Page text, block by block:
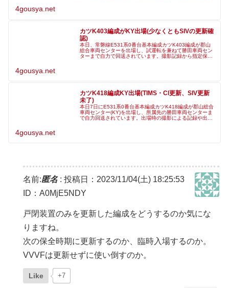
4gousya.net
カツK403編成がKY出場(少なくともSIVの更新確
認)
本日、常磐線E531系0番台基本編成カツK403編成が郡山
総合車両センターを出場し、試運転を兼ねて勝田車両セン
ターまで自力で回送されています。撮影記録から指定保全
4gousya.net
カツK418編成KY出場(TIMS・Cl更新、SIV更新
未了)
本日7日にE531系0番台基本編成カツK418編成が郡山総合
車両センター(KY)を出場し、所属先の勝田車両センターま
で自力回送されています。出場時の撮影による記録や出場
4gousya.net
名前:匿名: 投稿日：2023/11/04(土) 18:25:53
ID：A0MjE5NDY
戸閉装置のみを更新した編成をどうするのか気にな
りますね。
次の保全時期に更新するのか、臨時入場するのか。
VVVFは更新せずに使い倒すのか。
Like +7